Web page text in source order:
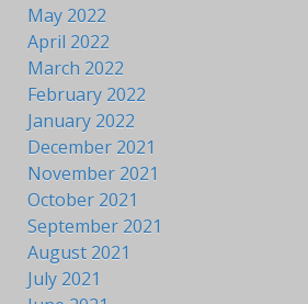
May 2022
April 2022
March 2022
February 2022
January 2022
December 2021
November 2021
October 2021
September 2021
August 2021
July 2021